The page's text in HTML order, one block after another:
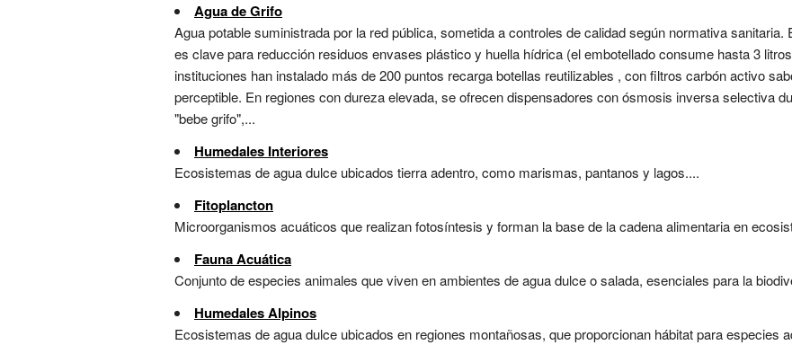
Agua de Grifo
Agua potable suministrada por la red pública, sometida a controles de calidad según normativa
es clave para reducción residuos envases plástico y huella hídrica (el embotellado consume hasta 3
instituciones han instalado más de 200 puntos recarga botellas reutilizables , con filtros carbón activo
perceptible. En regiones con dureza elevada, se ofrecen dispensadores con ósmosis inversa selectiva
"bebe grifo",...
Humedales Interiores
Ecosistemas de agua dulce ubicados tierra adentro, como marismas, pantanos y lagos....
Fitoplancton
Microorganismos acuáticos que realizan fotosíntesis y forman la base de la cadena alimentaria en
Fauna Acuática
Conjunto de especies animales que viven en ambientes de agua dulce o salada, esenciales para la
Humedales Alpinos
Ecosistemas de agua dulce ubicados en regiones montañosas, que proporcionan hábitat para especies